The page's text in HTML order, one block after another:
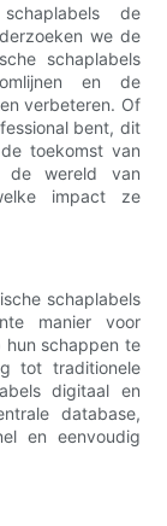
de
we de
schaplabels
en de
verbeteren. Of
bent, dit
toekomst van
de wereld van
impact ze
schaplabels
manier voor
hun schappen te
tot traditionele
digitaal en
database,
en eenvoudig